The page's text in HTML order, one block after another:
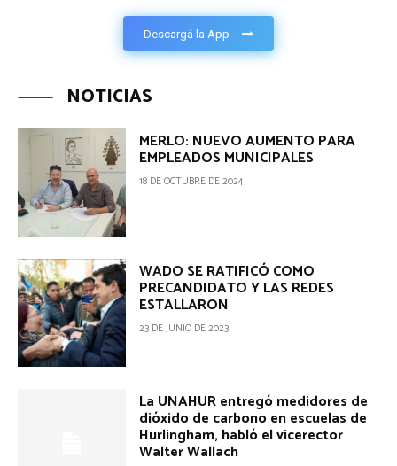
Descargá la App
NOTICIAS
MERLO: NUEVO AUMENTO PARA
EMPLEADOS MUNICIPALES
18 DE OCTUBRE DE 2024
WADO SE RATIFICÓ COMO
PRECANDIDATO Y LAS REDES
ESTALLARON
23 DE JUNIO DE 2023
La UNAHUR entregó medidores de
dióxido de carbono en escuelas de
Hurlingham, habló el vicerector
Walter Wallach